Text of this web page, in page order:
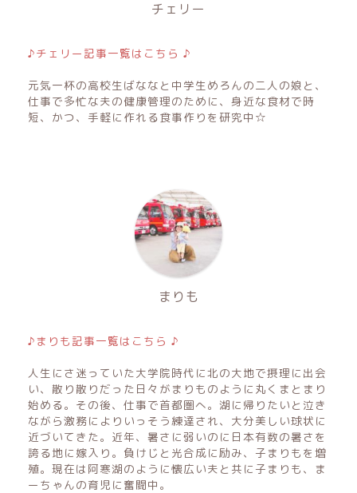
チェリー
♪チェリー記事一覧はこちら ♪
元気一杯の高校生ばななと中学生めろんの二人の娘と、
仕事で多忙な夫の健康管理のために、身近な食材で時
短、かつ、手軽に作れる食事作りを研究中☆
まりも
♪まりも記事一覧はこちら ♪
人生にさ迷っていた大学院時代に北の大地で摂理に出会
い、散り散りだった日々がまりものように丸くまとまり
始める。その後、仕事で首都圏へ。湖に帰りたいと泣き
ながら激務によりいっそう練達され、大分美しい球状に
近づいてきた。近年、暑さに弱いのに日本有数の暑さを
誇る地に嫁入り。負けじと光合成に励み、子まりもを増
殖。現在は阿寒湖のように懐広い夫と共に子まりも、ま
ーちゃんの育児に奮闘中。